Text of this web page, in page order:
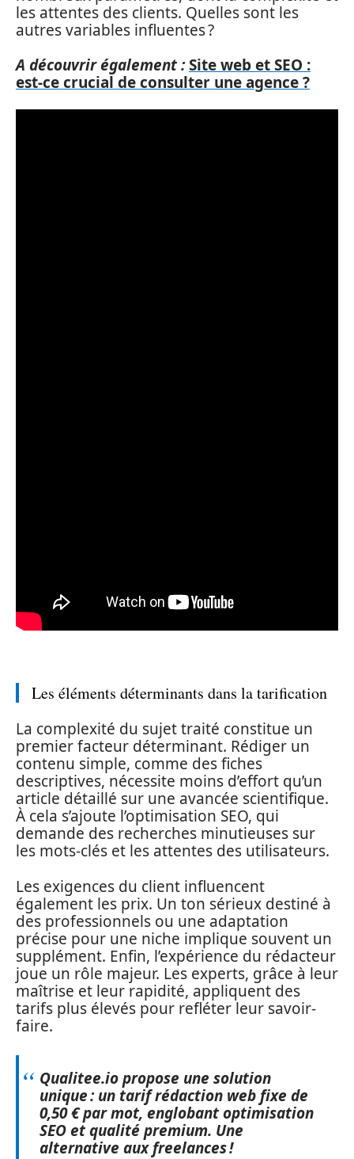
les attentes des clients. Quelles sont les
autres variables influentes ?
A découvrir également :Site web et SEO :
est-ce crucial de consulter une agence ?
Les éléments déterminants dans la tarification
La complexité du sujet traité constitue un
premier facteur déterminant. Rédiger un
contenu simple, comme des fiches
descriptives, nécessite moins d’effort qu’un
article détaillé sur une avancée scientifique.
À cela s’ajoute l’optimisation SEO, qui
demande des recherches minutieuses sur
les mots-clés et les attentes des utilisateurs.
Les exigences du client influencent
également les prix. Un ton sérieux destiné à
des professionnels ou une adaptation
précise pour une niche implique souvent un
supplément. Enfin, l’expérience du rédacteur
joue un rôle majeur. Les experts, grâce à leur
maîtrise et leur rapidité, appliquent des
tarifs plus élevés pour refléter leur savoir-
faire.
Qualitee.io propose une solution
unique : un tarif rédaction web fixe de
0,50 € par mot, englobant optimisation
SEO et qualité premium. Une
alternative aux freelances !